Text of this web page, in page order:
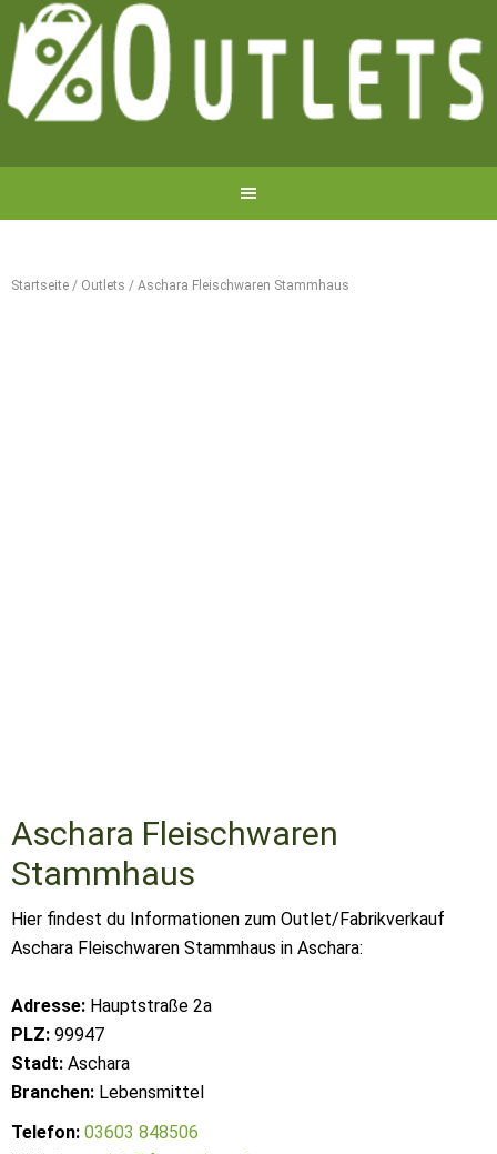
Startseite / Outlets / Aschara Fleischwaren Stammhaus
Aschara Fleischwaren
Stammhaus
Hier findest du Informationen zum Outlet/Fabrikverkauf
Aschara Fleischwaren Stammhaus in Aschara:
Adresse: Hauptstraße 2a
PLZ: 99947
Stadt: Aschara
Branchen: Lebensmittel
Telefon: 03603 848506